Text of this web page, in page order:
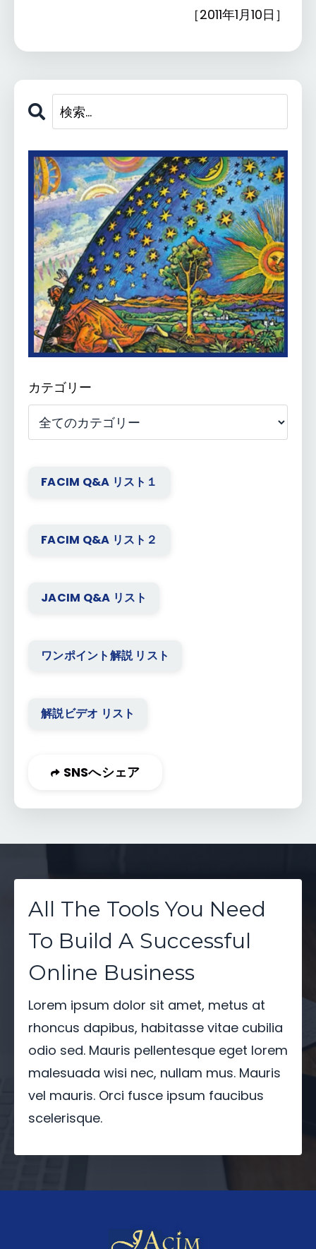
［2011年1月10日］
カテゴリー
FACIM Q&A リスト１
FACIM Q&A リスト２
JACIM Q&A リスト
ワンポイント解説 リスト
解説ビデオ リスト
SNSへシェア
All The Tools You Need
To Build A Successful
Online Business
Lorem ipsum dolor sit amet, metus at
rhoncus dapibus, habitasse vitae cubilia
odio sed. Mauris pellentesque eget lorem
malesuada wisi nec, nullam mus. Mauris
vel mauris. Orci fusce ipsum faucibus
scelerisque.